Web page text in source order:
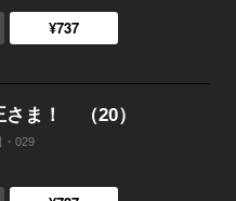
¥737
さま！ （20）
・029